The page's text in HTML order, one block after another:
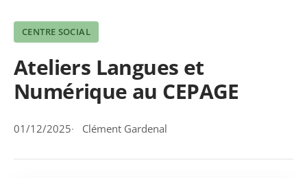
CENTRE SOCIAL
Ateliers Langues et
Numérique au CEPAGE
01/12/2025 Clément Gardenal